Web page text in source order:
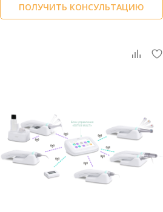
ПОЛУЧИТЬ КОНСУЛЬТАЦИЮ